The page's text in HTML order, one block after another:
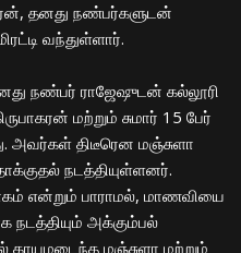
தனது நண்பர்களுடன்
வந்துள்ளார்.
நண்பர் ராஜேஷுடன் கல்லூரி
மற்றும் சுமார் 15 பேர்
அவர்கள் திடீரென மஞ்சுளா
நடத்தியுள்ளனர்.
என்றும் பாராமல், மாணவியை
நடத்தியும் அக்கும்பல்
காயமடைந்த மஞ்சுளா மற்றும்